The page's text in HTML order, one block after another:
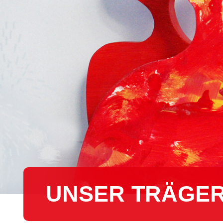
UNSER